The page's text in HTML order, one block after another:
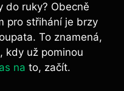
do ruky? Obecně
pro střihání je brzy
To znamená,
kdy už pominou
na to, začít.